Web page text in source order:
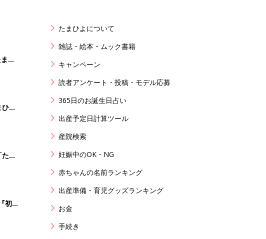
ご
〉
ひ
ま
初め
特
たまひよについて
雑誌・絵本・ムック書籍
キャンペーン
読者アンケート・投稿・モデル応募
365日のお誕生日占い
出産予定日計算ツール
産院検索
妊娠中のOK・NG
赤ちゃんの名前ランキング
出産準備・育児グッズランキング
お金
手続き